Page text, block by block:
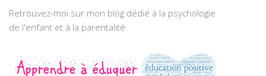
Retrouvez-moi sur mon blog dédié à la psychologie
de l'enfant et à la parentalité